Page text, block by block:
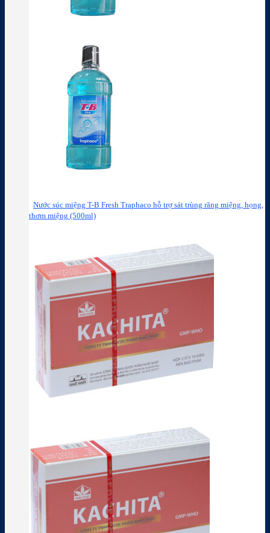
Nước súc miệng T-B Fresh Traphaco hỗ trợ sát trùng răng miệng, họng,
thơm miệng (500ml)